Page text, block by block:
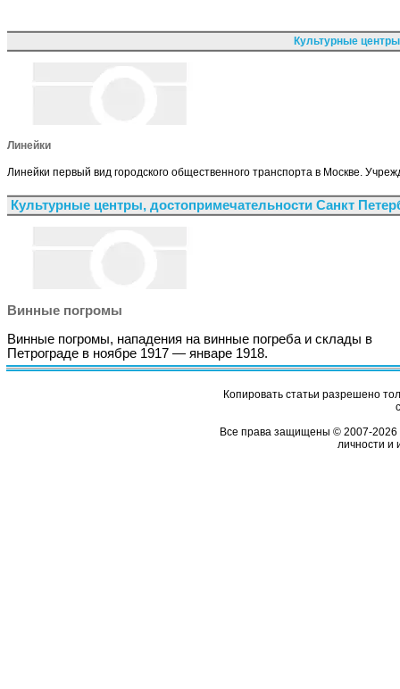
Культурные
Линейки
Линейки первый вид городского общественного транспорта в Москве.
Культурные центры, достопримечательности Санкт
Винные погромы
Винные погромы, нападения на винные погреба и склады в
Петрограде в ноябре 1917 — январе 1918.
Копировать статьи разрешено
Все права защищены © 2007-2026
личности и